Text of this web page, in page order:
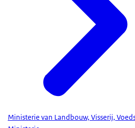
Ministerie van Landbouw, Visserij,